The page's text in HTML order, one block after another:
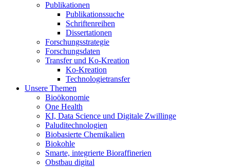
Publikationen
Publikationssuche
Schriftenreihen
Dissertationen
Forschungsstrategie
Forschungsdaten
Transfer und Ko-Kreation
Ko-Kreation
Technologietransfer
Unsere Themen
Bioökonomie
One Health
KI, Data Science und Digitale Zwillinge
Paluditechnologien
Biobasierte Chemikalien
Biokohle
Smarte, integrierte Bioraffinerien
Obstbau digital